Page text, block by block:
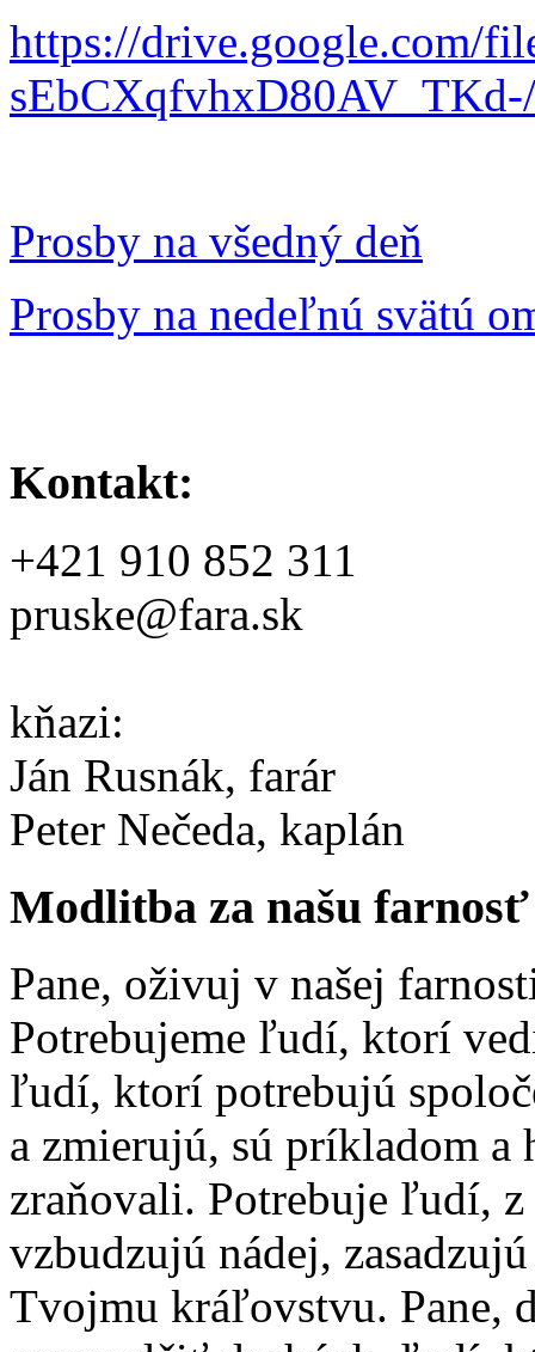
https://drive.google.com/
Prosby na všedný deň
Prosby na nedeľnú svätú
Kontakt:
+421 910 852 311
pruske@fara.sk
kňazi:
Ján Rusnák, farár
Peter Nečeda, kaplán
Modlitba za našu farnosť
Pane, oživuj v našej
Potrebujeme ľudí, ktorí
ľudí, ktorí potrebujú
a zmierujú, sú príkladom a
zraňovali. Potrebuje ľudí,
vzbudzujú nádej,
Tvojmu kráľovstvu. Pane,